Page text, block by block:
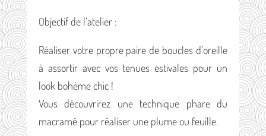
Objectif de l’atelier :
Réaliser votre propre paire de boucles d’oreille
à assortir avec vos tenues estivales pour un
look bohème chic !
Vous découvrirez une technique phare du
macramé pour réaliser une plume ou feuille.